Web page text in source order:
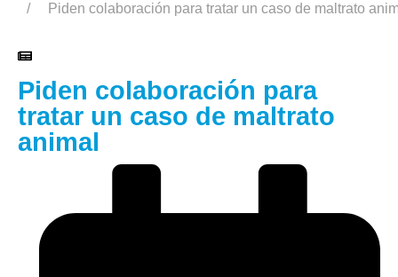
Piden colaboración para tratar un caso de maltrato
Piden colaboración para
tratar un caso de maltrato
animal